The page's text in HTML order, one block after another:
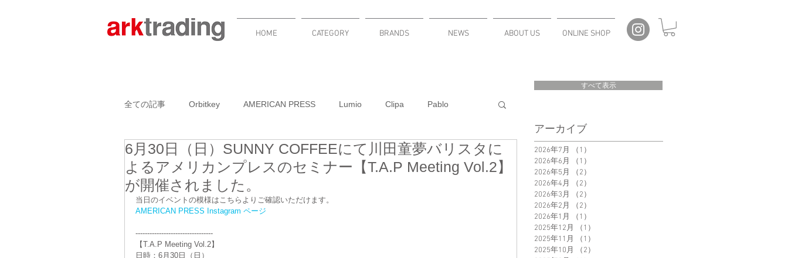
HOME CATEGORY BRANDS NEWS ABOUT US ONLINE SHOP
全ての記事 Orbitkey AMERICAN PRESS Lumio Clipa Pablo
GARLIC TWIST 4.0 BOOKNITURE Russel Wright LuminAID
ADK PACKWORKS NANDACLOCKY
AMERICANPRESSイベント
6月30日（日）SUNNY COFFEEにて川田童夢バリスタに
よるアメリカンプレスのセミナー【T.A.P Meeting Vol.2】
が開催されました。
当日のイベントの模様はこちらよりご確認いただけます。
AMERICAN PRESS Instagram ページ
---------------------------------
【T.A.P Meeting Vol.2】
日時：6月30日（日）
すべて表示
アーカイブ
2026年7月 （1）
2026年6月
（1）
2026年5月
（2）
2026年4月
（2）
2026年3月
（2）
2026年2月
（2）
2026年1月
（1）
2025年12月
（1）
2025年11月
（1）
2025年10月
（2）